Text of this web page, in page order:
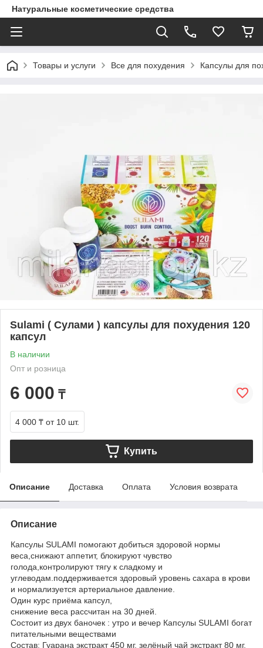
Натуральные косметические средства
Товары и услуги Все для похудения Капсулы для
Sulami ( Сулами ) капсулы для похудения 120
капсул
В наличии
Опт и розница
6 000 ₸
4 000 ₸ от 10 шт.
Купить
Описание Доставка Оплата Условия возврата
Описание
Капсулы SULAMI помогают добиться здоровой нормы
веса,снижают аппетит, блокируют чувство
голода,контролируют тягу к сладкому и
углеводам.поддерживается здоровый уровень сахара в крови
и нормализуется артериальное давление.
Один курс приёма капсул,
снижение веса рассчитан на 30 дней.
Состоит из двух баночек : утро и вечер Капсулы SULAMI богат
питательными веществами
Состав: Гуарана экстракт 450 мг, зелёный чай экстракт 80 мг,